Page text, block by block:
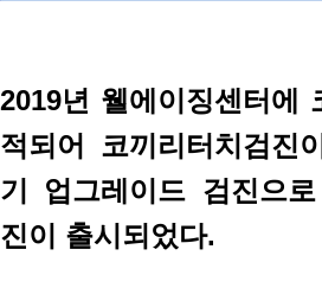
2019년 웰에이징센터에
적되어 코끼리터치검진
기 업그레이드 검진으로
진이 출시되었다.